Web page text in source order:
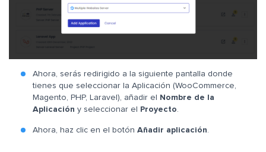
Ahora, serás redirigido a la siguiente pantalla donde
tienes que seleccionar la Aplicación (WooCommerce,
Magento, PHP, Laravel), añadir el Nombre de la
Aplicación y seleccionar el Proyecto
Ahora, haz clic en el botón Añadir aplicación